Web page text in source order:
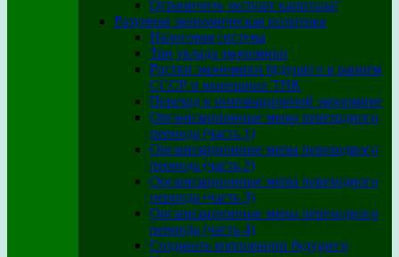
Ограничить экспорт капитала!
Разумная экономическая политика
Налоговая система
Три уклада экономики
Ростки экономики будущего в раннем
СССР и нынешних ТНК
Переход к инновационной экономике
Организационные меры переходного
периода (часть 1)
Организационные меры переходного
периода (часть 2)
Организационные меры переходного
периода (часть 3)
Организационные меры переходного
периода (часть 4)
Создавать корпорации будущего